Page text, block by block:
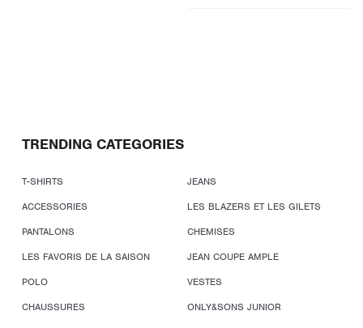
TRENDING CATEGORIES
T-SHIRTS
JEANS
ACCESSORIES
LES BLAZERS ET LES GILETS
PANTALONS
CHEMISES
LES FAVORIS DE LA SAISON
JEAN COUPE AMPLE
POLO
VESTES
CHAUSSURES
ONLY&SONS JUNIOR